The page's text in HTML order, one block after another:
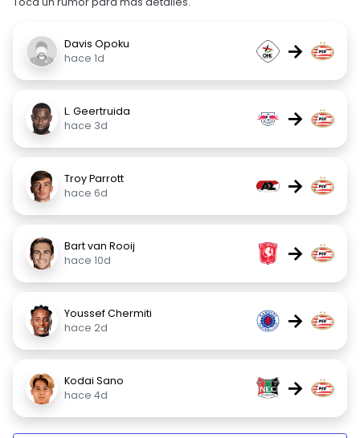
Davis Opoku
hace 1d
→
L. Geertruida
hace 3d
→
Troy Parrott
hace 6d
→
Bart van Rooij
hace 10d
→
Youssef Chermiti
hace 2d
→
Kodai Sano
hace 4d
→